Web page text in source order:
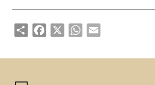
ShareFacebook
X WhatsAppEmail